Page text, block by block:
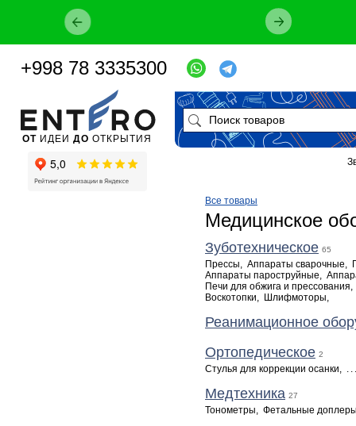
Все товары
Медицинское
Зуботехническое 65
Прессы, Аппараты сварочные,
Аппараты пароструйные,
Печи для обжига и прессования
Воскотопки, Шлифмоторы,
Реанимационное
Ортопедическое 2
Стулья для коррекции осанки,
Медтехника 27
Тонометры, Фетальные
ОТ ИДЕИ ДО ОТКРЫТИЯ
+998 78 3335300